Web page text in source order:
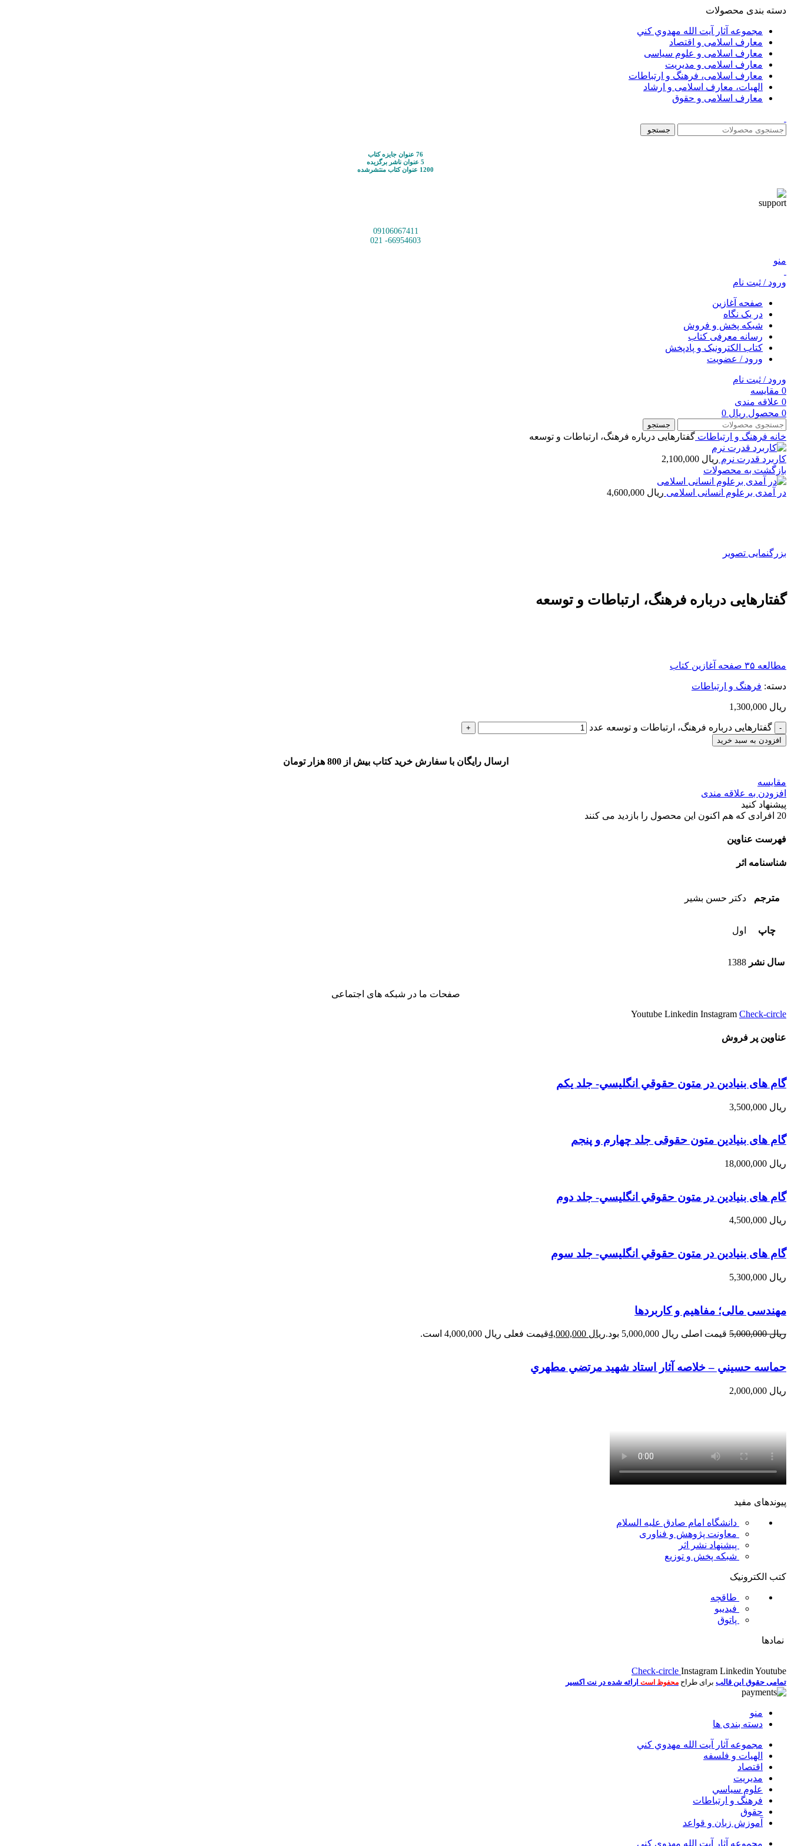
دسته بندی محصولات
مجموعه آثار آيت الله مهدوي كني
معارف اسلامی و اقتصاد
معارف اسلامی و علوم سیاسی
معارف اسلامی و مدیریت
معارف اسلامی، فرهنگ و ارتباطات
الهیات، معارف اسلامی و ارشاد
معارف اسلامی و حقوق
جستجو
76 عنوان جایزه کتاب
5 عنوان ناشر برگزیده
1200 عنوان کتاب منتشرشده
09106067411
66954603- 021
منو
ورود / ثبت نام
صفحه آغازین
در یک نگاه
شبکه پخش و فروش
رسانه معرفی کتاب
کتاب الکترونیک و پادپخش
ورود / عضویت
ورود / ثبت نام
0 مقایسه
0 علاقه مندی
0 محصول ریال
جستجو
خانه فرهنگ و ارتباطات گفتارهایی درباره فرهنگ، ارتباطات و توسعه
کاربرد قدرت نرم ریال
بازگشت به محصولات
در آمدی برعلوم انسانی اسلامی ریال
بزرگنمایی تصویر
گفتارهایی درباره فرهنگ، ارتباطات و توسعه
مطالعه ۳۵ صفحه آغازین کتاب
دسته: فرهنگ و ارتباطات
ریال
گفتارهایی درباره فرهنگ، ارتباطات و توسعه عدد
افزودن به سبد خرید
ارسال رایگان با سفارش خرید کتاب بیش از 800 هزار تومان
مقایسه
افزودن به علاقه مندی
پیشنهاد کنید
20 افرادی که هم اکنون این محصول را بازدید می کنند
فهرست عناوین
شناسنامه اثر
مترجم دکتر حسن بشیر
چاپ اول
سال نشر 1388
صفحات ما در شبکه های اجتماعی
Youtube Linkedin Instagram Check-circle
عناوین پر فروش
گام های بنیادین در متون حقوقي انگليسي- جلد يكم
ریال
گام های بنیادین متون حقوقی جلد چهارم و پنجم
ریال
گام های بنیادین در متون حقوقي انگليسي- جلد دوم
ریال
گام های بنیادین در متون حقوقي انگليسي- جلد سوم
ریال
مهندسی مالی؛ مفاهیم و کاربردها
ریال5,000,000 قیمت اصلی ریال 5,000,000 بود. ریال قیمت فعلی ریال 4,000,000 است.
حماسه حسيني – خلاصه آثار استاد شهيد مرتضي مطهري
ریال
پیوندهای مفید
دانشگاه امام صادق علیه السلام
معاونت پژوهش و فناوری
پیشنهاد نشر اثر
شبکه پخش و توزیع
کتب الکترونیک
طاقچه
فیدیبو
پاتوق
نمادها
Check-circle Instagram Linkedin Youtube
تمامی حقوق این قالب برای طراح محفوظ است ارائه شده در نت اکسیر
منو
دسته بندی ها
مجموعه آثار آيت الله مهدوي كني
الهیات و فلسفه
اقتصاد
مديريت
علوم سياسي
فرهنگ و ارتباطات
حقوق
آموزش زبان و قواعد
مجموعه آثار آيت الله مهدوي كني